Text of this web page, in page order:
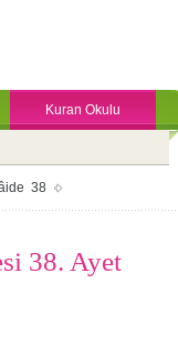
Kuran Okulu
38
38. Ayet